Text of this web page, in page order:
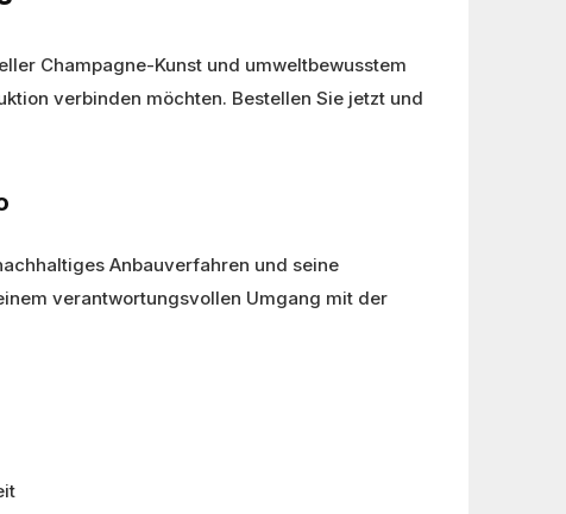
Champagne-Kunst und umweltbewusstem
verbinden möchten. Bestellen Sie jetzt und
Anbauverfahren und seine
verantwortungsvollen Umgang mit der